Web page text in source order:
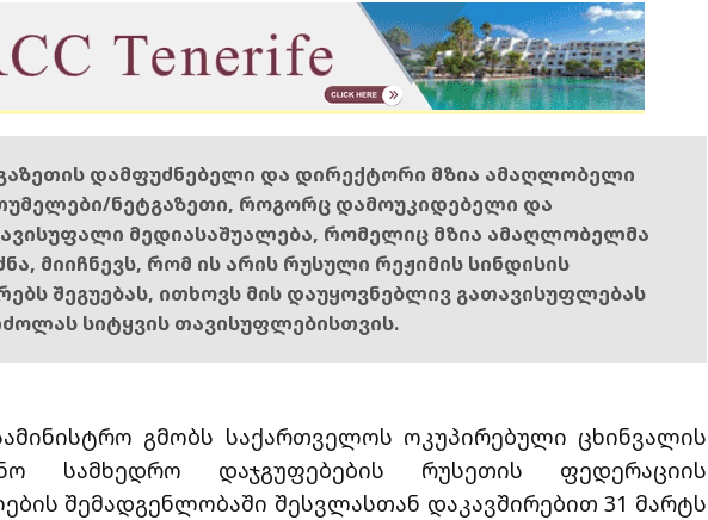
დამფუძნებელი და დირექტორი მზია ამაღლობელი
ნეტგაზეთი, როგორც დამოუკიდებელი და
მედიასაშუალება, რომელიც მზია ამაღლობელმა
მიიჩნევს, რომ ის არის რუსული რეჟიმის სინდისის
შეგუებას, ითხოვს მის დაუყოვნებლივ გათავისუფლებას
სიტყვის თავისუფლებისთვის.
გმობს საქართველოს ოკუპირებული ცხინვალის
სამხედრო დაჯგუფებების რუსეთის ფედერაციის
შემადგენლობაში შესვლასთან დაკავშირებით 31 მარტს